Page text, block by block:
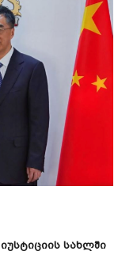
იუსტიციის სახლში